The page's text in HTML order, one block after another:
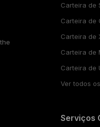
Carteira de
Carteira de
Carteira de
Carteira de
Carteira de
Ver todos
Serviços